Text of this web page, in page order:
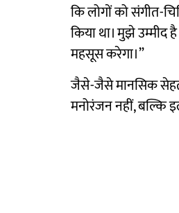
कि लोगों को संगीत-
किया था। मुझे
महसूस करेगा।”
जैसे-जैसे मानसिक सेहत
मनोरंजन नहीं, बल्कि